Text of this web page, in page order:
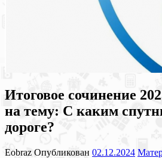
Итоговое сочинение
на тему: С каким
дороге?
Eobraz Опубликован 02.12.2024